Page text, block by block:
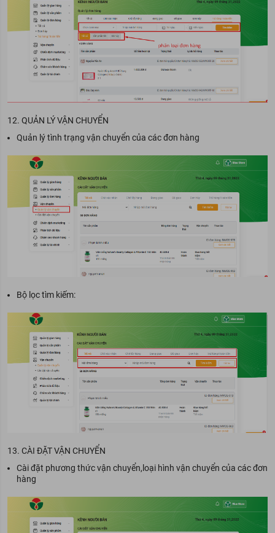
12. QUẢN LÝ VẬN CHUYỂN
Quản lý tình trạng vận chuyển của các đơn hàng
Bộ lọc tìm kiếm:
13. CÀI ĐẶT VẬN CHUYỂN
Cài đặt phương thức vận chuyển,loại hình vận chuyển của các đơn
hàng